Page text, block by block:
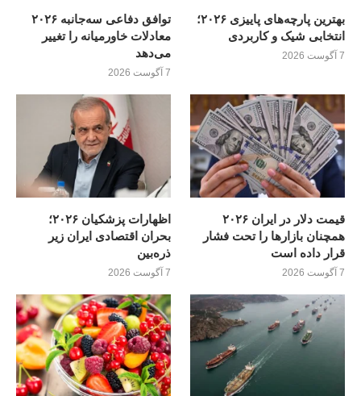
بهترین پارچه‌های پاییزی ۲۰۲۶؛
انتخابی شیک و کاربردی
7 آگوست 2026
توافق دفاعی سه‌جانبه ۲۰۲۶
معادلات خاورمیانه را تغییر
می‌دهد
7 آگوست 2026
قیمت دلار در ایران ۲۰۲۶
همچنان بازارها را تحت فشار
قرار داده است
7 آگوست 2026
اظهارات پزشکیان ۲۰۲۶؛
بحران اقتصادی ایران زیر
ذره‌بین
7 آگوست 2026